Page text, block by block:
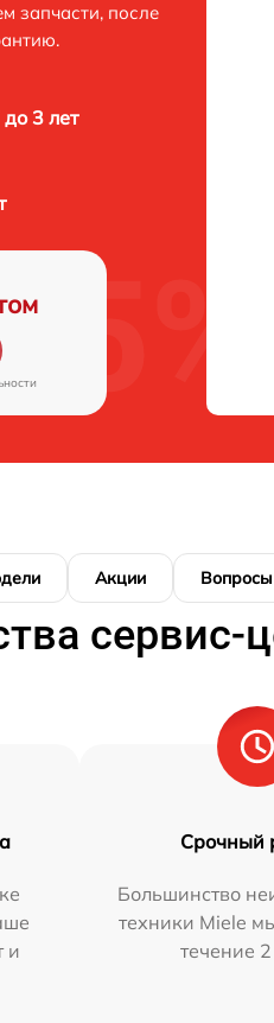
запчасти, после
3 лет
Акции Вопросы
сервис-
и
Срочный
Большинство
техники Miele
течение